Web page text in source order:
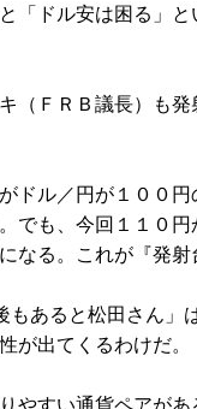
ドル安は困る」と
（ＦＲＢ議長）も発
ル／円が１００円
でも、今回１１０円
なる。これが『発射
あると松田さん」
が出てくるわけだ。